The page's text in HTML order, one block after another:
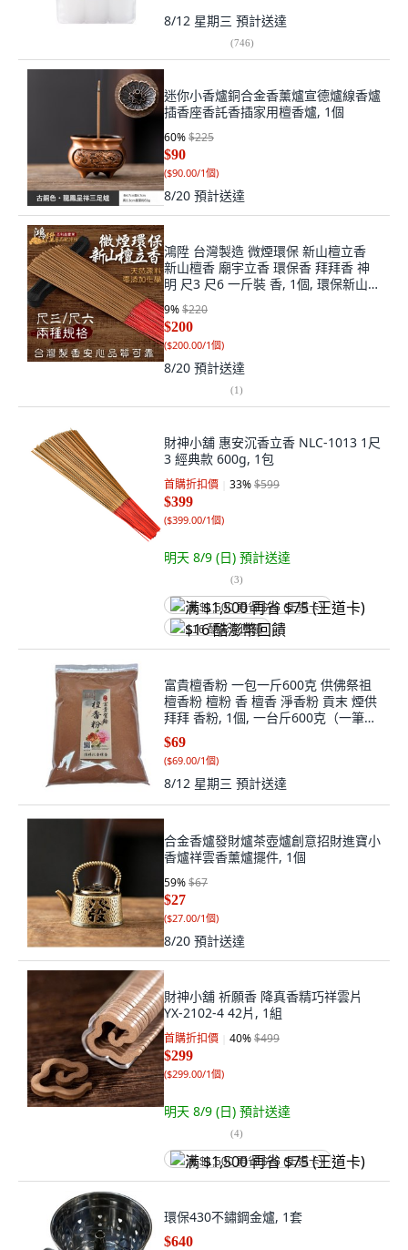
8/12 星期三 預計送達
(746)
迷你小香爐銅合金香薰爐宣德爐線香爐
插香座香託香插家用檀香爐, 1個
60%$225
$90
($90.00/1個)
8/20 預計送達
鴻陞 台灣製造 微煙環保 新山檀立香
新山檀香 廟宇立香 環保香 拜拜香 神
明 尺3 尺6 一斤裝 香, 1個, 環保新山檀
立香尺6一斤<店到店無法寄送>
9%$220
$200
($200.00/1個)
8/20 預計送達
(1)
財神小舖 惠安沉香立香 NLC-1013 1尺
3 經典款 600g, 1包
首購折扣價 33%$599
$399
($399.00/1個)
明天 8/9 (日) 預計送達
(3)
满 $1,500 再省 $75 (王道卡)
$16 酷澎幣回饋
富貴檀香粉 一包一斤600克 供佛祭祖
檀香粉 檀粉 香 檀香 淨香粉 貢末 煙供
拜拜 香粉, 1個, 一台斤600克（一筆訂
單全部商品限7包）,超商取貨、店到店
同意全部商品最多只寄7斤
$69
($69.00/1個)
8/12 星期三 預計送達
合金香爐發財爐茶壺爐創意招財進寶小
香爐祥雲香薰爐擺件, 1個
59%$67
$27
($27.00/1個)
8/20 預計送達
財神小舖 祈願香 降真香精巧祥雲片
YX-2102-4 42片, 1組
首購折扣價 40%$499
$299
($299.00/1個)
明天 8/9 (日) 預計送達
(4)
满 $1,500 再省 $75 (王道卡)
環保430不鏽鋼金爐, 1套
$640